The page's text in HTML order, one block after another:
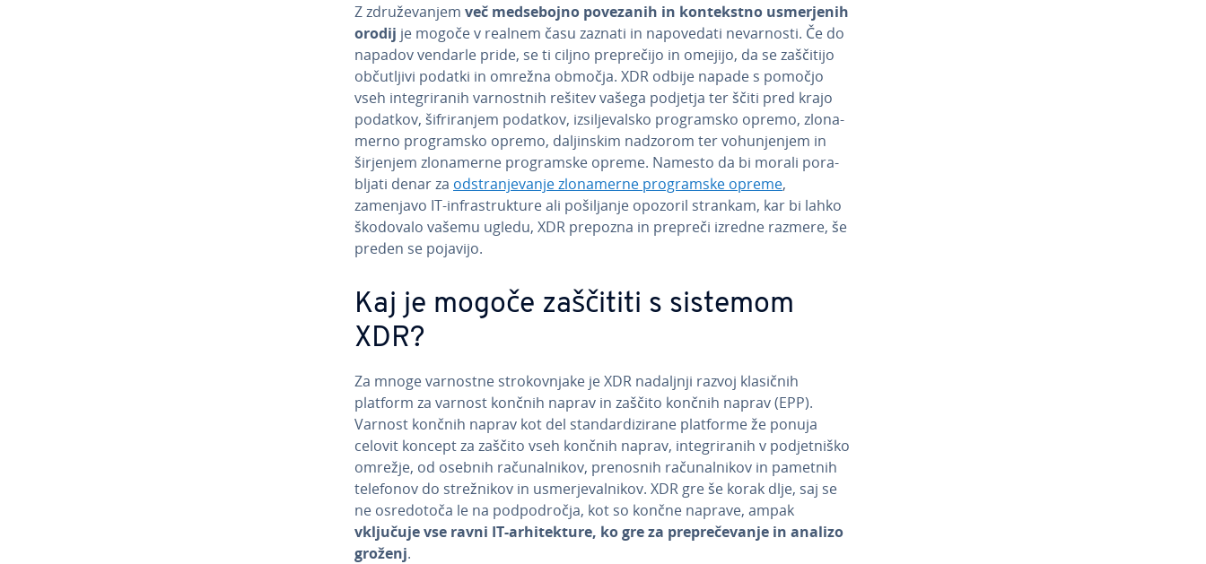
Z zdru­že­va­njem več med­se­boj­no povezanih in kon­te­kstno usmer­je­nih
orodij je mogoče v realnem času zaznati in na­po­ve­da­ti ne­var­no­sti. Če do
napadov vendarle pride, se ti ciljno pre­pre­či­jo in omejijo, da se zaščitijo
ob­ču­tlji­vi podatki in omrežna območja. XDR odbije napade s pomočjo
vseh in­te­gri­ra­nih var­no­stnih rešitev vašega podjetja ter ščiti pred krajo
podatkov, ši­fri­ra­njem podatkov, iz­si­lje­val­sko pro­gram­sko opremo, zlo­na­
mer­no pro­gram­sko opremo, da­ljin­skim nadzorom ter vo­hu­nje­njem in
širjenjem zlo­na­mer­ne pro­gram­ske opreme. Namesto da bi morali po­ra­
blja­ti denar za od­stra­nje­va­nje zlo­na­mer­ne pro­gram­ske opreme,
zamenjavo IT-in­fra­struk­tu­re ali po­ši­lja­nje opozoril strankam, kar bi lahko
škodovalo vašemu ugledu, XDR prepozna in prepreči izredne razmere, še
preden se pojavijo.
Kaj je mogoče zaščititi s sistemom
XDR?
Za mnoge varnostne stro­kov­nja­ke je XDR nadaljnji razvoj klasičnih
platform za varnost končnih naprav in zaščito končnih naprav (EPP).
Varnost končnih naprav kot del stan­dar­di­zi­ra­ne platforme že ponuja
celovit koncept za zaščito vseh končnih naprav, in­te­gri­ra­nih v pod­je­tni­ško
omrežje, od osebnih ra­ču­nal­ni­kov, prenosnih ra­ču­nal­ni­kov in pametnih
telefonov do stre­žni­kov in usmer­je­val­ni­kov. XDR gre še korak dlje, saj se
ne osre­do­to­ča le na pod­po­dro­čja, kot so končne naprave, ampak
vključuje vse ravni IT-ar­hi­tek­tu­re, ko gre za pre­pre­če­va­nje in analizo
groženj.